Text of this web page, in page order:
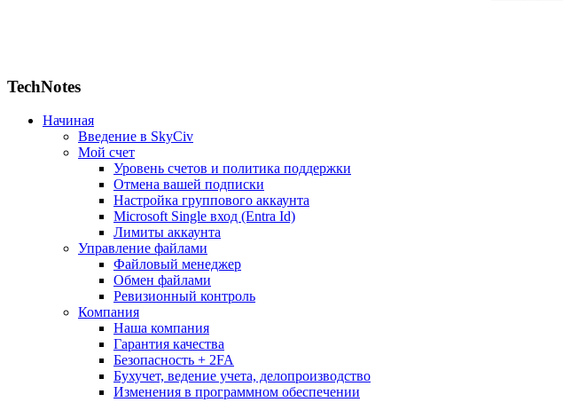
TechNotes
Начиная
Введение в SkyCiv
Мой счет
Уровень счетов и политика поддержки
Отмена вашей подписки
Настройка группового аккаунта
Microsoft Single вход (Entra Id)
Лимиты аккаунта
Управление файлами
Файловый менеджер
Обмен файлами
Ревизионный контроль
Компания
Наша компания
Гарантия качества
Безопасность + 2FA
Бухучет, ведение учета, делопроизводство
Изменения в программном обеспечении